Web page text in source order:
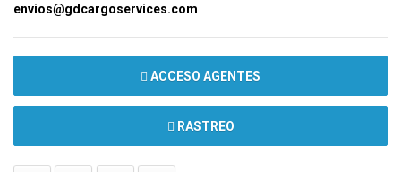
envios@gdcargoservices.com
ACCESO AGENTES
RASTREO